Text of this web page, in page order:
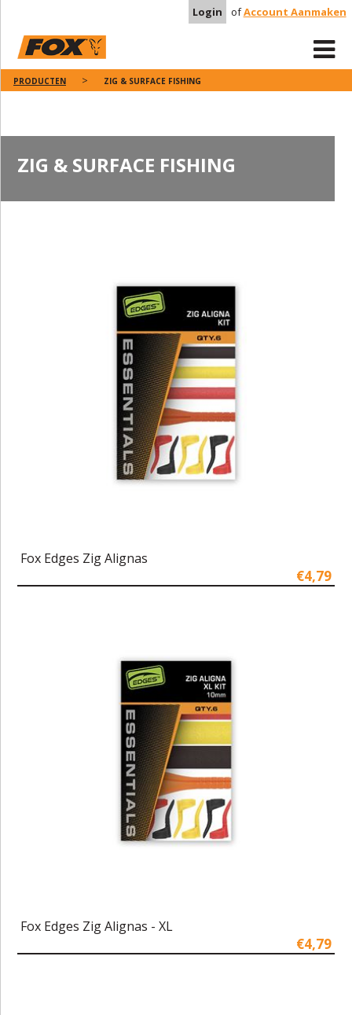
Login ofAccount Aanmaken
PRODUCTEN ZIG & SURFACE FISHING
ZIG & SURFACE FISHING
Fox Edges Zig Alignas
€4,79
Fox Edges Zig Alignas - XL
€4,79